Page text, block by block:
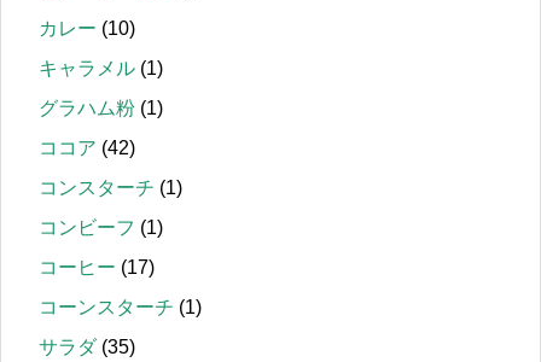
カレー (10)
キャラメル (1)
グラハム粉 (1)
ココア (42)
コンスターチ (1)
コンビーフ (1)
コーヒー (17)
コーンスターチ (1)
サラダ(35)